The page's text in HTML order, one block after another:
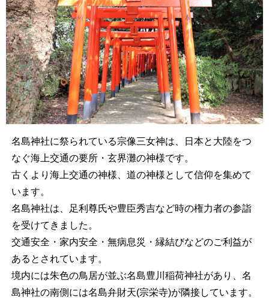
名島神社に祭られている宗像三女神は、日本と大陸をつ
なぐ海上交通の要所・玄界灘の神様です。
古くより海上交通の神様、道の神様として信仰を集めて
います。
名島神社は、足利尊氏や豊臣秀吉など時の権力者の参詣
を受けてきました。
交通安全・家内安全・無病息災・縁結びなどのご利益が
あるとされています。
境内には朱色の鳥居が並ぶ名島豊川稲荷神社があり、名
島神社の南側には名島弁財天(宗栄寺)が隣接しています。